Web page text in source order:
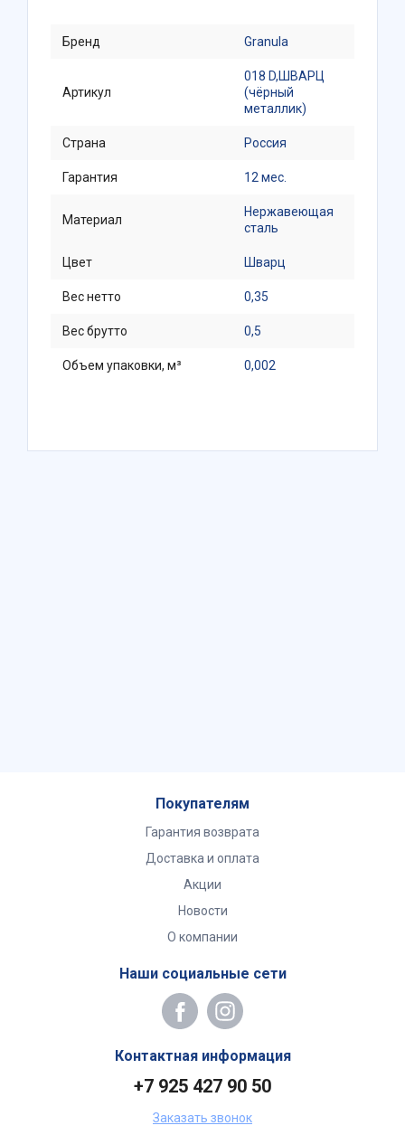
Бренд Granula
Артикул
018 D,ШВАРЦ
(чёрный
металлик)
Страна Россия
Гарантия 12 мес.
Материал
Нержавеющая
сталь
Цвет Шварц
Вес нетто 0,35
Вес брутто 0,5
Объем упаковки, м³ 0,002
Покупателям
Гарантия возврата
Доставка и оплата
Акции
Новости
О компании
Наши социальные сети
Контактная информация
+7 925 427 90 50
Заказать звонок